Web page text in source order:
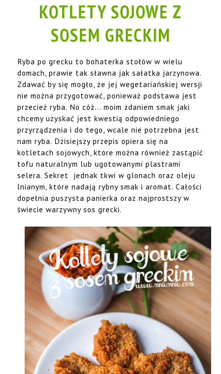
KOTLETY SOJOWE Z
SOSEM GRECKIM
Ryba po grecku to bohaterka stołów w wielu
domach, prawie tak sławna jak sałatka jarzynowa.
Zdawać by się mogło, że jej wegetariańskiej wersji
nie można przygotować, ponieważ podstawa jest
przecież ryba. No cóż... moim zdaniem smak jaki
chcemy uzyskać jest kwestią odpowiedniego
przyrządzenia i do tego, wcale nie potrzebna jest
nam ryba. Dzisiejszy przepis opiera się na
kotletach sojowych, które można również zastąpić
tofu naturalnym lub ugotowanymi plastrami
selera. Sekret jednak tkwi w glonach oraz oleju
lnianym, które nadają rybny smak i aromat. Całości
dopełnia puszysta panierka oraz najprostszy w
świecie warzywny sos grecki.